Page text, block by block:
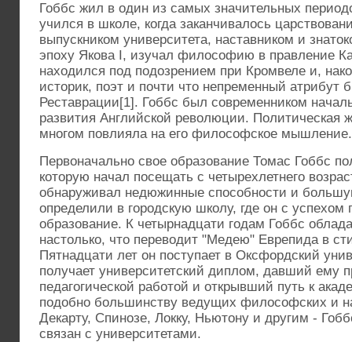
Гоббс жил в один из самых значительных
учился в школе, когда заканчивалось
выпускником университета, наставником и
эпоху Якова I, изучал философию в правление
находился под подозрением при Кромвеле и,
историк, поэт и почти что непременный атрибут
Реставрации[1]. Гоббс был современником
развития Английской революции. Политическая
многом повлияла на его философское мышление.
Первоначально свое образование Томас Гоббс
которую начал посещать с четырехлетнего
обнаруживал недюжинные способности и
определили в городскую школу, где он с успехом
образование. К четырнадцати годам Гоббс
настолько, что переводит "Медею" Еврепида в
Пятнадцати лет он поступает в Оксфордский
получает университетский диплом, давший ему
педагогической работой и открывший путь к
подобно большинству ведущих философских и
Декарту, Спинозе, Локку, Ньютону и другим -
связан с университетами.